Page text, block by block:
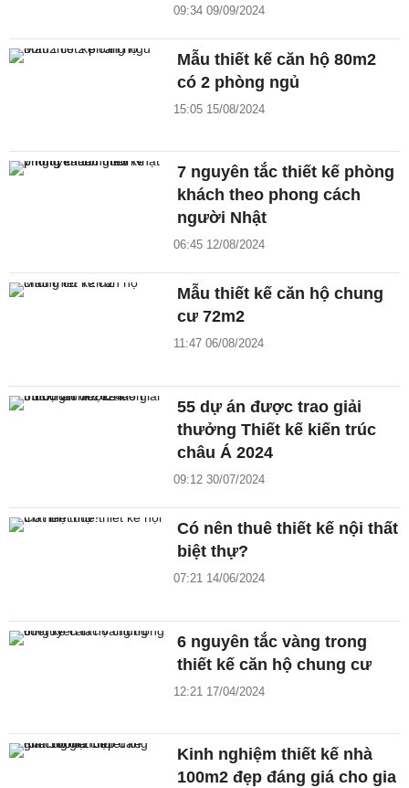
09:34 09/09/2024
Mẫu thiết kế căn hộ 80m2
có 2 phòng ngủ
15:05 15/08/2024
7 nguyên tắc thiết kế phòng
khách theo phong cách
người Nhật
06:45 12/08/2024
Mẫu thiết kế căn hộ chung
cư 72m2
11:47 06/08/2024
55 dự án được trao giải
thưởng Thiết kế kiến trúc
châu Á 2024
09:12 30/07/2024
Có nên thuê thiết kế nội thất
biệt thự?
07:21 14/06/2024
6 nguyên tắc vàng trong
thiết kế căn hộ chung cư
12:21 17/04/2024
Kinh nghiệm thiết kế nhà
100m2 đẹp đáng giá cho gia